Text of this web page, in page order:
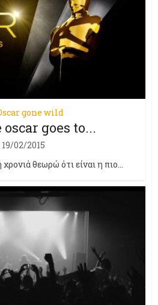
gone wild
goes to...
19/02/2015
θεωρώ ότι είναι η πιο...